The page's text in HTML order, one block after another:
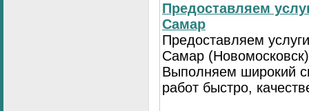
Предоставляем
Самар
Предоставляем
Самар
Выполняем широкий
работ быстро,